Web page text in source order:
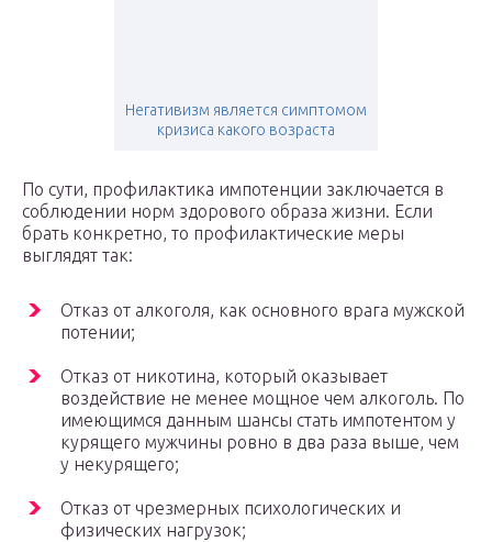
Негативизм является симптомом
кризиса какого возраста
По сути, профилактика импотенции заключается в
соблюдении норм здорового образа жизни. Если
брать конкретно, то профилактические меры
выглядят так:
Отказ от алкоголя, как основного врага мужской
потении;
Отказ от никотина, который оказывает
воздействие не менее мощное чем алкоголь. По
имеющимся данным шансы стать импотентом у
курящего мужчины ровно в два раза выше, чем
у некурящего;
Отказ от чрезмерных психологических и
физических нагрузок;